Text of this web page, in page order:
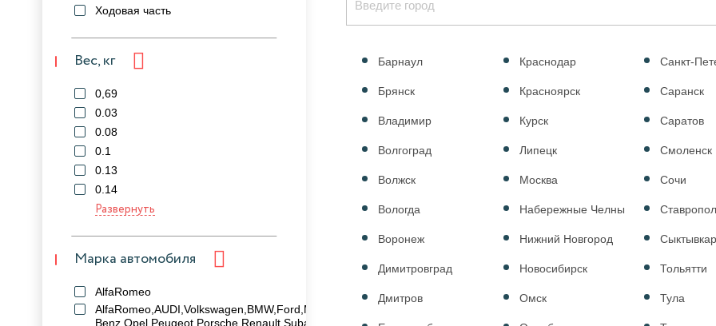
Ходовая часть
Вес, кг
0,69
0.03
0.08
0.1
0.13
0.14
Развернуть
Марка автомобиля
AlfaRomeo
AlfaRomeo,AUDI,Volkswagen,BMW,Ford,MAZDA,Mercedes-
Benz,Opel,Peugeot,Porsche,Renault,Subaru,Volvo
Барнаул
Брянск
Владимир
Волгоград
Волжск
Вологда
Воронеж
Димитровград
Дмитров
Краснодар
Красноярск
Курск
Липецк
Москва
Набережные Челны
Нижний Новгород
Новосибирск
Омск
Санкт-
Саранск
Саратов
Смоленск
Сочи
Сыктывкар
Тольятти
Тула